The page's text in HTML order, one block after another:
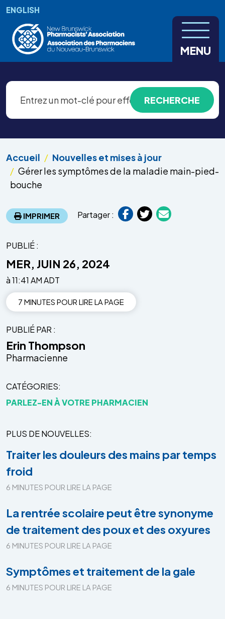
Aller au contenu principal
ENGLISH
MENU
Accueil
Nouvelles et mises à jour
Gérer les symptômes de la maladie main-pied-
bouche
IMPRIMER Partager :
PUBLIÉ :
MER, JUIN 26, 2024
à 11:41 AM ADT
7 MINUTES POUR LIRE LA PAGE
PUBLIÉ PAR
Erin Thompson
Pharmacienne
CATÉGORIES
PARLEZ-EN À VOTRE PHARMACIEN
PLUS DE NOUVELLES
Traiter les douleurs des mains par temps
froid
6 MINUTES POUR LIRE LA PAGE
La rentrée scolaire peut être synonyme
de traitement des poux et des oxyures
6 MINUTES POUR LIRE LA PAGE
Symptômes et traitement de la gale
6 MINUTES POUR LIRE LA PAGE